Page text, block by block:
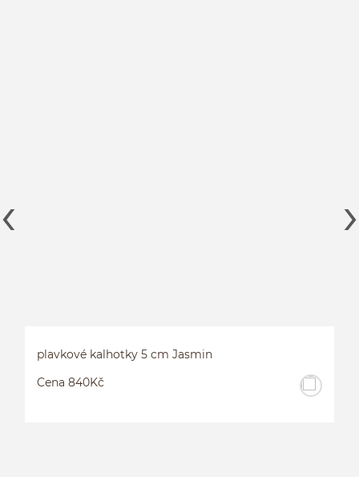
plavkové kalhotky 5 cm Jasmin
Cena 840Kč